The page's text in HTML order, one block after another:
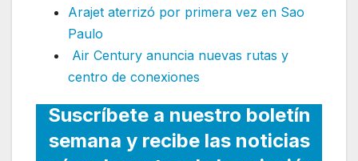
Arajet aterrizó por primera vez en Sao
Paulo
Air Century anuncia nuevas rutas y
centro de conexiones
Suscríbete a nuestro boletín
semana y recibe las noticias